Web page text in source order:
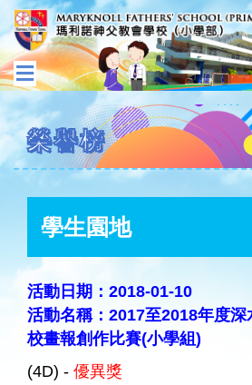
榮譽榜
學生園地
活動日期：2018-01-10
活動名稱：2017至2018年度
校畫報創作比賽(小學組)
(4D) - 優異獎